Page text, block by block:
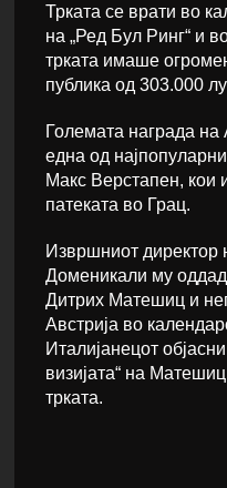
Трката се врати во
на „Ред Бул Ринг“ и
трката имаше
публика од 303.000
Големата награда на
една од
Макс Верстапен, кои
патеката во Грац.
Извршниот
Доменикали му
Дитрих Матешиц и
Австрија во
Италијанецот
визијата“ на
трката.